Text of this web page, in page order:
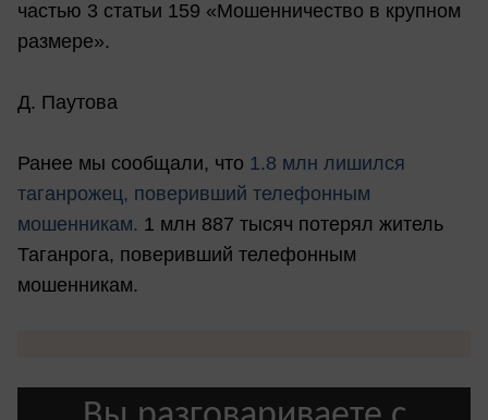
частью 3 статьи 159 «Мошенничество в крупном
размере».
Д. Паутова
Ранее мы сообщали, что 1.8 млн лишился
таганрожец, поверивший телефонным
мошенникам. 1 млн 887 тысяч потерял житель
Таганрога, поверивший телефонным
мошенникам.